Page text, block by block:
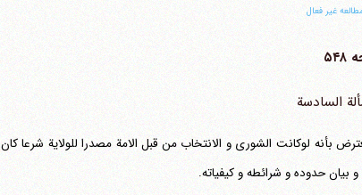
غیر فعال
السادسة
بأنه لوکانت الشوری و الانتخاب من قبل الامة مصدرا للولایة شرعا کان
و بیان حدوده و شرائطه و کیفیاته.
آیت‌الله منتظری
ایران،قم،میدان مصلّی، بلوار شهید محمّد منتظری، كوچه شماره ٨